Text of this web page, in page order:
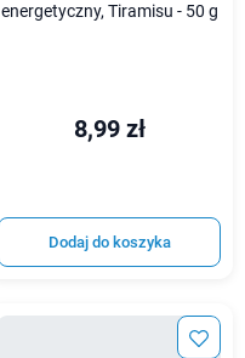
energetyczny, Tiramisu - 50 g
8,99 zł
Dodaj do koszyka